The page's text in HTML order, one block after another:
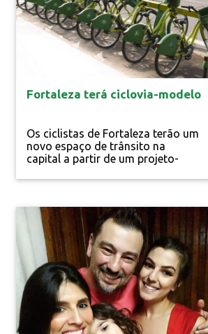
Fortaleza terá ciclovia-modelo
Os ciclistas de Fortaleza terão um
novo espaço de trânsito na
capital a partir de um projeto-
Interamericano de
das Cidades e a prefeitura da
capital. A ciclovia-modelo, de 7
quilômetros, vai passar pelas
avenidas Coronel Carvalho e
Radialista José Lima Verde, no
lado oeste da cidade, duas das
mais movimentadas da......